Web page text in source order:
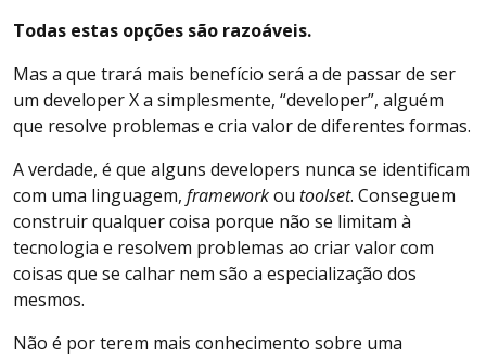
Todas estas opções são razoáveis.
Mas a que trará mais benefício será a de passar de ser
um developer X a simplesmente, “developer”, alguém
que resolve problemas e cria valor de diferentes formas.
A verdade, é que alguns developers nunca se identificam
com uma linguagem, frameworkou toolset. Conseguem
construir qualquer coisa porque não se limitam à
tecnologia e resolvem problemas ao criar valor com
coisas que se calhar nem são a especialização dos
mesmos.
Não é por terem mais conhecimento sobre uma